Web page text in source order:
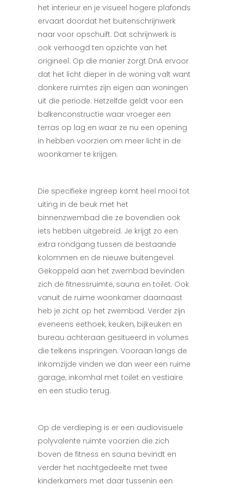
het interieur en je visueel hogere plafonds
ervaart doordat het buitenschrijnwerk
naar voor opschuift. Dat schrijnwerk is
ook verhoogd ten opzichte van het
origineel. Op die manier zorgt DnA ervoor
dat het licht dieper in de woning valt want
donkere ruimtes zijn eigen aan woningen
uit die periode. Hetzelfde geldt voor een
balkenconstructie waar vroeger een
terras op lag en waar ze nu een opening
in hebben voorzien om meer licht in de
woonkamer te krijgen.
Die specifieke ingreep komt heel mooi tot
uiting in de beuk met het
binnenzwembad die ze bovendien ook
iets hebben uitgebreid. Je krijgt zo een
extra rondgang tussen de bestaande
kolommen en de nieuwe buitengevel.
Gekoppeld aan het zwembad bevinden
zich de fitnessruimte, sauna en toilet. Ook
vanuit de ruime woonkamer daarnaast
heb je zicht op het zwembad. Verder zijn
eveneens eethoek, keuken, bijkeuken en
bureau achteraan gesitueerd in volumes
die telkens inspringen. Vooraan langs de
inkomzijde vinden we dan weer een ruime
garage, inkomhal met toilet en vestiaire
en een studio terug.
Op de verdieping is er een audiovisuele
polyvalente ruimte voorzien die zich
boven de fitness en sauna bevindt en
verder het nachtgedeelte met twee
kinderkamers met daar tussenin een